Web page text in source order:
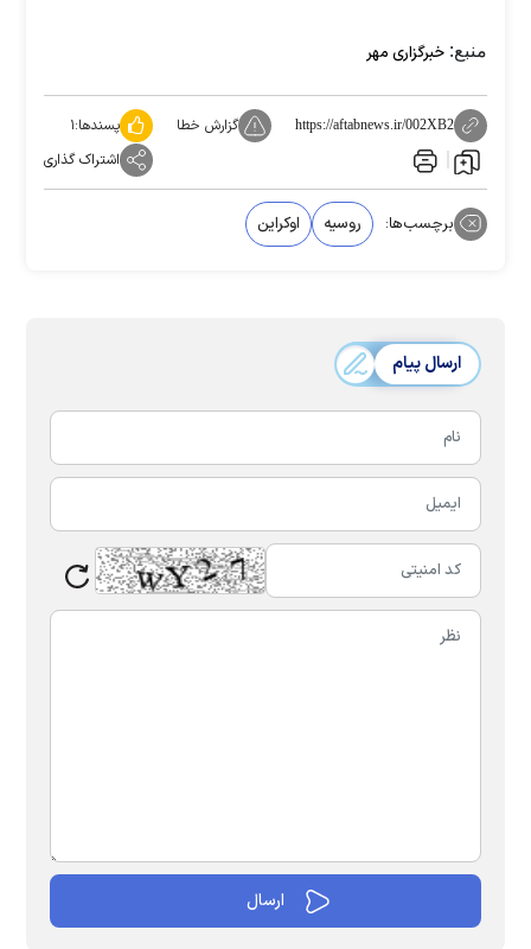
منبع: خبرگزاری مهر
https://aftabnews.ir/002XB2 گزارش خطا پسندها:۱
اشتراک گذاری
برچسب‌ها: روسیه اوکراین
ارسال پیام